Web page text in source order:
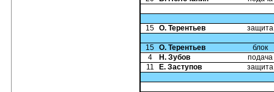
15 О. Терентьев защита
15 О. Терентьев
блок
4
Н. Зубов
подача
11
Е. Заступов защита